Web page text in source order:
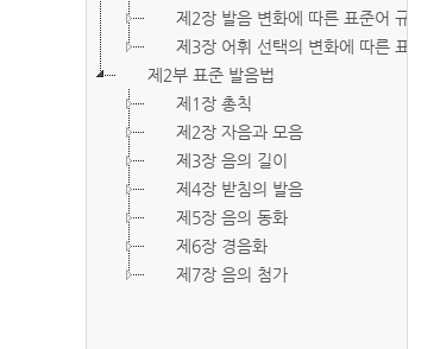
제2장 발음 변화에 따른 표준어 규정
제3장 어휘 선택의 변화에 따른 표준어
제2부 표준 발음법
제1장 총칙
제2장 자음과 모음
제3장 음의 길이
제4장 받침의 발음
제5장 음의 동화
제6장 경음화
제7장 음의 첨가